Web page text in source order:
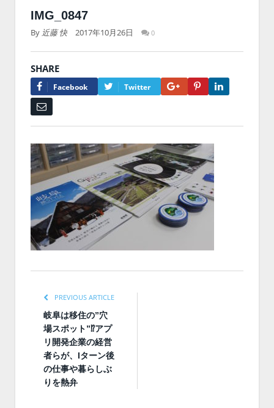
IMG_0847
By 近藤 快 2017年10月26日 0
SHARE
Facebook Twitter Google+Pinterest
PREVIOUS ARTICLE
岐阜は移住の”穴
場スポット”⁉︎アプ
リ開発企業の経営
者らが、Iターン後
の仕事や暮らしぶ
りを熱弁